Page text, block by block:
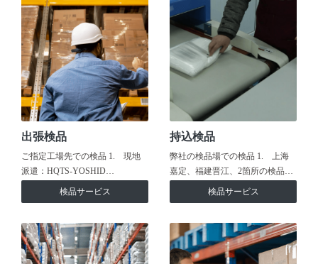
出張検品
ご指定工場先での検品 1. 現地
派遣：HQTS-YOSHID…
検品サービス
持込検品
弊社の検品場での検品 1. 上海
嘉定、福建晋江、2箇所の検品…
検品サービス